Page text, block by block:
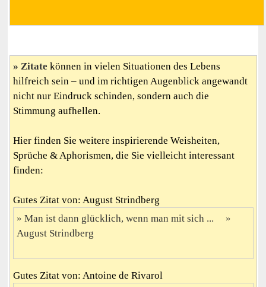
Zitate können in vielen Situationen des Lebens
hilfreich sein – und im richtigen Augenblick angewandt
nicht nur Eindruck schinden, sondern auch die
Stimmung aufhellen.
Hier finden Sie weitere inspirierende Weisheiten,
Sprüche & Aphorismen, die Sie vielleicht interessant
finden:
Gutes Zitat von: August Strindberg
Man ist dann glücklich, wenn man mit sich ...
August Strindberg
Gutes Zitat von: Antoine de Rivarol